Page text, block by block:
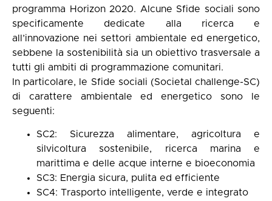
programma Horizon 2020. Alcune Sfide sociali sono
specificamente dedicate alla ricerca e
all’innovazione nei settori ambientale ed energetico,
sebbene la sostenibilità sia un obiettivo trasversale a
tutti gli ambiti di programmazione comunitari.
In particolare, le Sfide sociali (Societal challenge-SC)
di carattere ambientale ed energetico sono le
seguenti:
SC2: Sicurezza alimentare, agricoltura e
silvicoltura sostenibile, ricerca marina e
marittima e delle acque interne e bioeconomia
SC3: Energia sicura, pulita ed efficiente
SC4: Trasporto intelligente, verde e integrato